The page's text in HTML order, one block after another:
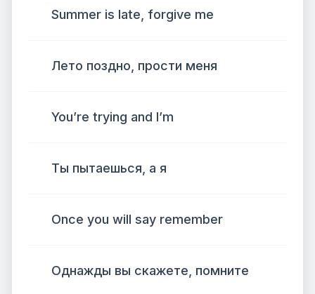
Summer is late, forgive me
Лето поздно, прости меня
You’re trying and I’m
Ты пытаешься, а я
Once you will say remember
Однажды вы скажете, помните